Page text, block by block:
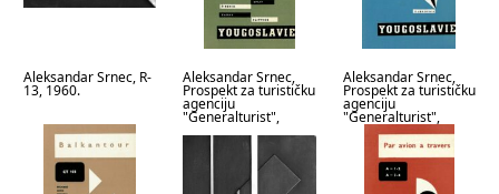
Aleksandar Srnec, R-
13, 1960.
Aleksandar Srnec,
Prospekt za turističku
agenciju
"Generalturist",
Aleksandar Srnec,
Prospekt za turističku
agenciju
"Generalturist",
1963.